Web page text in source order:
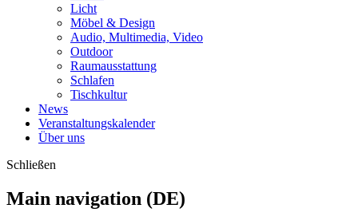
Licht
Möbel & Design
Audio, Multimedia, Video
Outdoor
Raumausstattung
Schlafen
Tischkultur
News
Veranstaltungskalender
Über uns
Schließen
Main navigation (DE)